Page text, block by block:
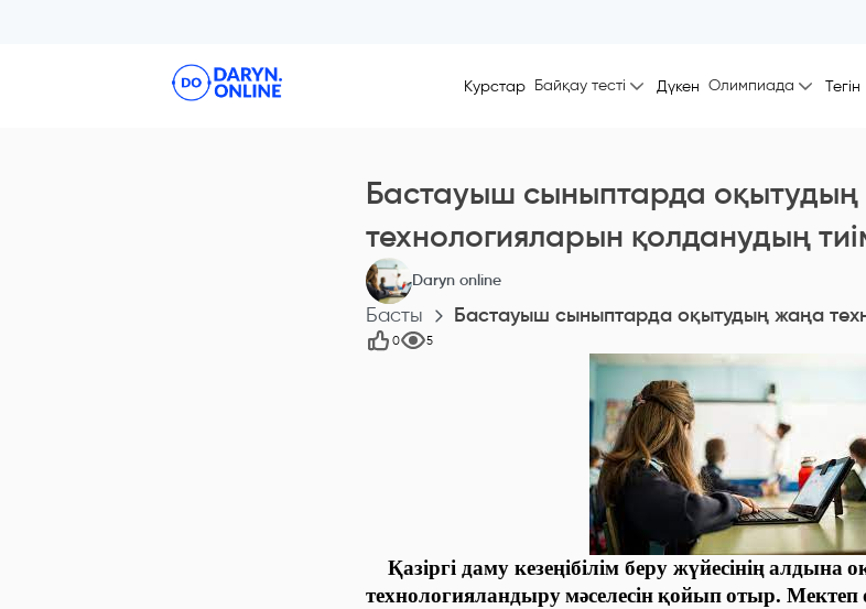
Курстар Байқау тесті Дүкен Олимпиада Тегін
Бастауыш сыныптарда
технологияларын қолданудың
Daryn online
Басты Бастауыш сыныптарда оқытудың жаңа
0 5
Қазіргі даму кезеңібілім беру жүйесініңалдына
технологияландырумәселесінқойыпотыр. Мектеп